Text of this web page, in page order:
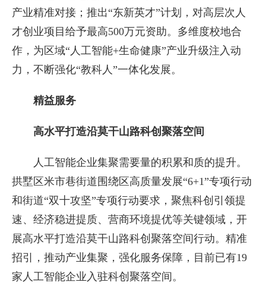
产业精准对接；推出“东新英才”计划，对高层次人
才创业项目给予最高500万元资助。多维度校地合
作，为区域“人工智能+生命健康”产业升级注入动
力，不断强化“教科人”一体化发展。
精益服务
高水平打造沿莫干山路科创聚落空间
人工智能企业集聚需要量的积累和质的提升。
拱墅区米市巷街道围绕区高质量发展“6+1”专项行动
和街道“双十攻坚”专项行动要求，聚焦科创引领提
速、经济稳进提质、营商环境提优等关键领域，开
展高水平打造沿莫干山路科创聚落空间行动。精准
招引，推动产业集聚，强化服务保障，目前已有19
家人工智能企业入驻科创聚落空间。